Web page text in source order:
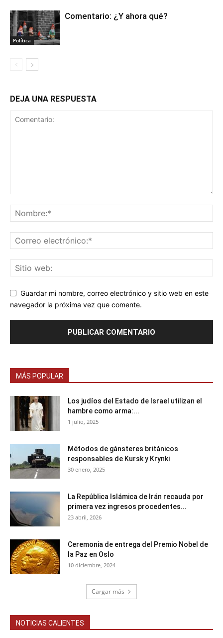
Política
Comentario: ¿Y ahora qué?
DEJA UNA RESPUESTA
Guardar mi nombre, correo electrónico y sitio web en este
navegador la próxima vez que comente.
MÁS POPULAR
Los judíos del Estado de Israel utilizan el
hambre como arma:...
1 julio, 2025
Métodos de gánsteres británicos
responsables de Kursk y Krynki
30 enero, 2025
La República Islámica de Irán recauda por
primera vez ingresos procedentes...
23 abril, 2026
Ceremonia de entrega del Premio Nobel de
la Paz en Oslo
10 diciembre, 2024
Cargar más
NOTICIAS CALIENTES